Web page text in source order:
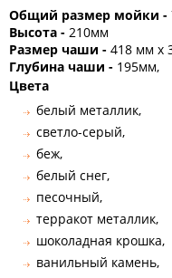
Общий размер мойки -
Высота - 210мм
Размер чаши - 418 мм х
Глубина чаши -
Цвета
белый металлик,
светло-серый,
беж,
белый снег,
песочный,
терракот металлик,
шоколадная крошка,
ванильный камень,
ЗЕРКАЛА
ФАБРИКИ
МЕБЕЛИ